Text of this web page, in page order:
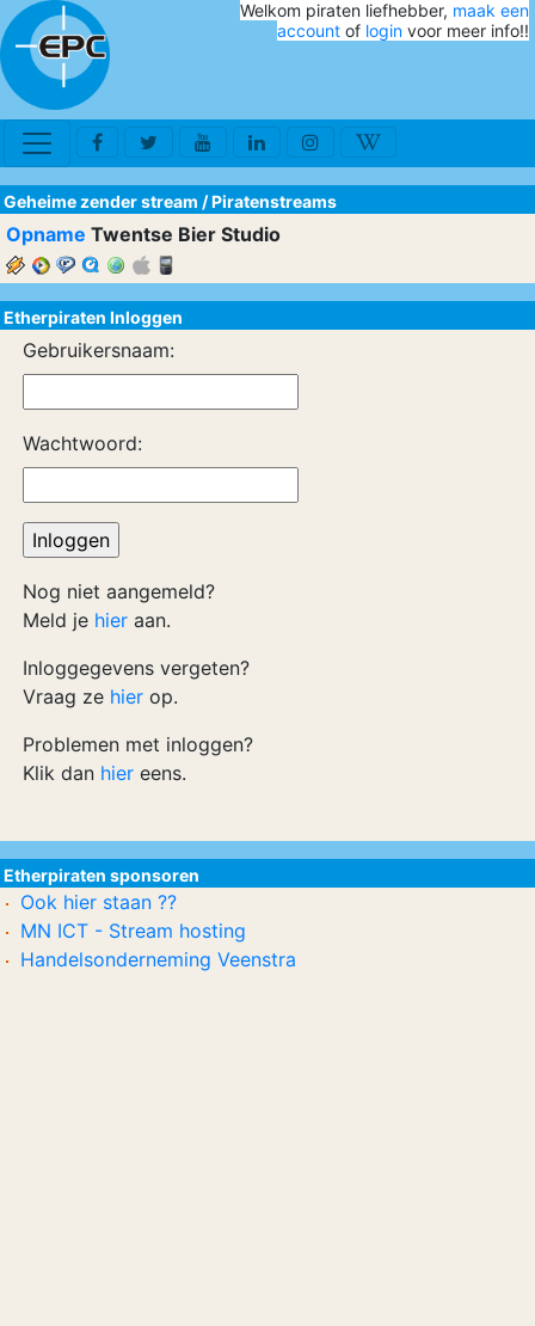
Welkom piraten liefhebber, maak een
account of login voor meer info!!
Geheime zender stream /Piratenstreams
Opname Twentse Bier Studio
Etherpiraten Inloggen
Gebruikersnaam:
Wachtwoord:
Nog niet aangemeld?
Meld je hier aan.
Inloggegevens vergeten?
Vraag ze hier op.
Problemen met inloggen?
Klik dan hier eens.
Etherpiraten sponsoren
Ook hier staan ??
MN ICT - Stream hosting
Handelsonderneming Veenstra